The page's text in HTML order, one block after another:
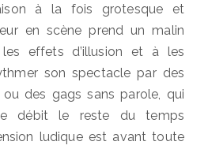
à la fois grotesque et
en scène prend un malin
effets d’illusion et à les
son spectacle par des
des gags sans parole, qui
débit le reste du temps
ludique est avant toute